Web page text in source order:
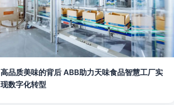
高品质美味的背后 ABB助力天味食品智慧工厂实
现数字化转型